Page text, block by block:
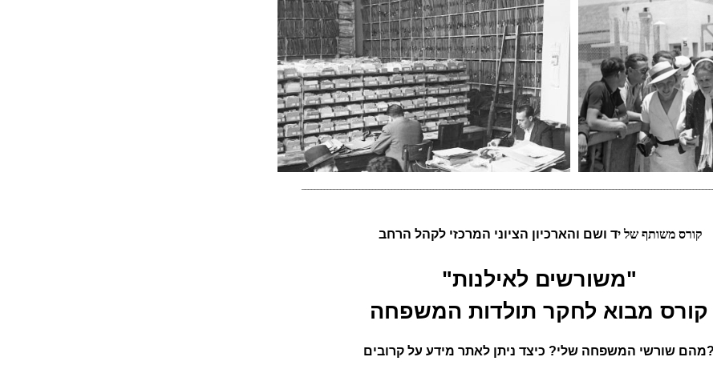
קורס משותף של יד ושם והארכיון הציוני המרכזי לקהל הרחב
"משורשים לאילנות"
קורס מבוא לחקר תולדות המשפחה
מהם שורשי המשפחה שלי? כיצד ניתן לאתר מידע על קרובים?